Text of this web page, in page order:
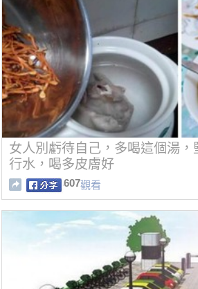
女人別虧待自己，多喝這個湯，
行水，喝多皮膚好
607觀看